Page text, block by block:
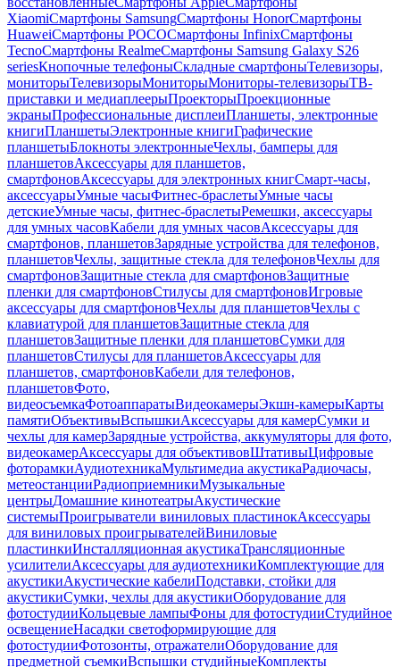
XiaomiСмартфоны SamsungСмартфоны HonorСмартфоны
HuaweiСмартфоны POCOСмартфоны InfinixСмартфоны
TecnoСмартфоны RealmeСмартфоны Samsung Galaxy S26
seriesКнопочные телефоныСкладные смартфоныТелевизоры,
мониторыТелевизорыМониторыМониторы-телевизорыТВ-
приставки и медиаплеерыПроекторыПроекционные
экраныПрофессиональные дисплеиПланшеты, электронные
книгиПланшетыЭлектронные книгиГрафические
планшетыБлокноты электронныеЧехлы, бамперы для
планшетовАксессуары для планшетов,
смартфоновАксессуары для электронных книгСмарт-часы,
аксессуарыУмные часыФитнес-браслетыУмные часы
детскиеУмные часы, фитнес-браслетыРемешки, аксессуары
для умных часовКабели для умных часовАксессуары для
смартфонов, планшетовЗарядные устройства для телефонов,
планшетовЧехлы, защитные стекла для телефоновЧехлы для
смартфоновЗащитные стекла для смартфоновЗащитные
пленки для смартфоновСтилусы для смартфоновИгровые
аксессуары для смартфоновЧехлы для планшетовЧехлы с
клавиатурой для планшетовЗащитные стекла для
планшетовЗащитные пленки для планшетовСумки для
планшетовСтилусы для планшетовАксессуары для
планшетов, смартфоновКабели для телефонов,
планшетовФото,
видеосъемкаФотоаппаратыВидеокамерыЭкшн-камерыКарты
памятиОбъективыВспышкиАксессуары для камерСумки и
чехлы для камерЗарядные устройства, аккумуляторы для фото,
видеокамерАксессуары для объективовШтативыЦифровые
фоторамкиАудиотехникаМультимедиа акустикаРадиочасы,
метеостанцииРадиоприемникиМузыкальные
центрыДомашние кинотеатрыАкустические
системыПроигрыватели виниловых пластинокАксессуары
для виниловых проигрывателейВиниловые
пластинкиИнсталляционная акустикаТрансляционные
усилителиАксессуары для аудиотехникиКомплектующие для
акустикиАкустические кабелиПодставки, стойки для
акустикиСумки, чехлы для акустикиОборудование для
фотостудииКольцевые лампыФоны для фотостудииСтудийное
освещениеНасадки светоформирующие для
фотостудииФотозонты, отражателиОборудование для
предметной съемкиВспышки студийныеКомплекты